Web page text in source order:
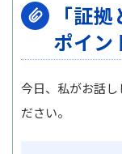
「証
ポイン
今日、私がお話し
ださい。